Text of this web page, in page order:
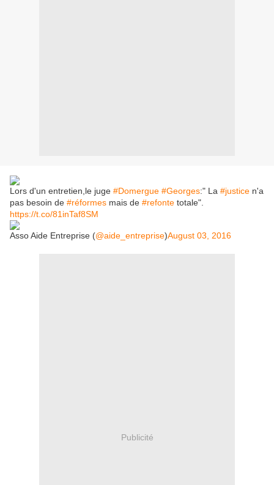
Lors d'un entretien,le juge #Domergue #Georges:" La #justice n'a
pas besoin de #réformes mais de #refonte totale".
https://t.co/81inTaf8SM
Asso Aide Entreprise (@aide_entreprise)August 03, 2016
Publicité